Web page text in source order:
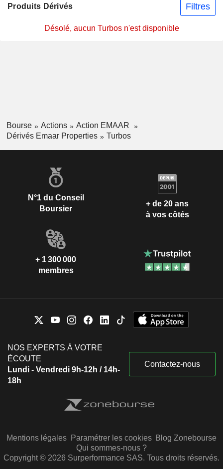
Produits Dérivés Filtres
Désolé, aucun Turbos n'est disponible
Bourse Actions
Action EMAAR
Dérivés Emaar Properties
Turbos
N°1 du Conseil
Boursier
+ de 20 ans
à vos côtés
+ 1 300 000
membres
NOS EXPERTS À VOTRE
ÉCOUTE
Lundi - Vendredi 9h-12h / 14h-
18h
Contactez-nous
Mentions légales Paramétrer les cookies Blog Zonebourse
Qui sommes-nous ?
Copyright © 2026 Surperformance SAS. Tous droits réservés.